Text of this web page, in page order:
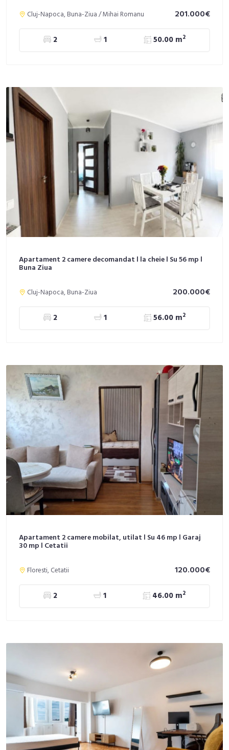
Cluj-Napoca, Buna-Ziua / Mihai Romanu 201.000€
2 1 50.00 m2
Apartament 2 camere decomandat l la cheie l Su 56 mp l
Buna Ziua
Cluj-Napoca, Buna-Ziua 200.000€
2 1 56.00 m2
Apartament 2 camere mobilat, utilat l Su 46 mp l Garaj
30 mp l Cetatii
Floresti, Cetatii 120.000€
2 1 46.00 m2